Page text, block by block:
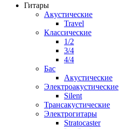
Гитары
Акустические
Travel
Классические
1/2
3/4
4/4
Бас
Акустические
Электроакустические
Silent
Трансакустические
Электрогитары
Stratocaster